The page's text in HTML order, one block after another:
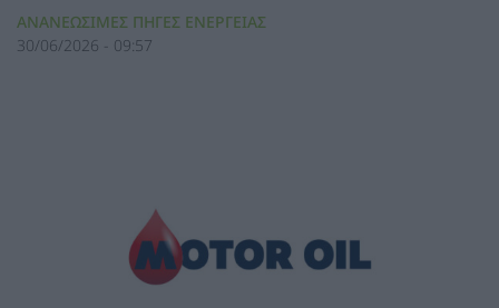
ΑΝΑΝΕΩΣΙΜΕΣ ΠΗΓΕΣ ΕΝΕΡΓΕΙΑΣ
30/06/2026 - 09:57